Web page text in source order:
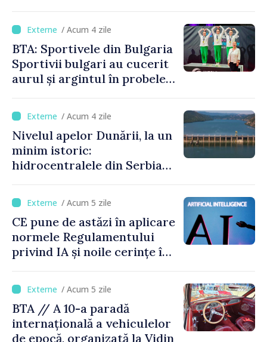
/ Acum 4 zile
BTA: Sportivele din Bulgaria
Sportivii bulgari au cucerit
aurul și argintul în probele
de gimnastică aerobică de la
Oradea
/ Acum 4 zile
Nivelul apelor Dunării, la un
minim istoric:
hidrocentralele din Serbia
capacitate
/ Acum 5 zile
CE pune de astăzi în aplicare
normele Regulamentului
privind IA și noile cerințe în
/ Acum 5 zile
BTA // A 10-a paradă
internațională a vehiculelor
de epocă, organizată la Vidin